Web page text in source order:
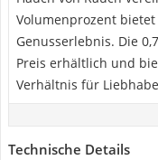
Volumenprozent
Genusserlebnis. Die
Preis erhältlich und
Verhältnis für
Technische Details